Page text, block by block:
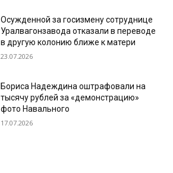
Осужденной за госизмену сотруднице
Уралвагонзавода отказали в переводе
в другую колонию ближе к матери
23.07.2026
Бориса Надеждина оштрафовали на
тысячу рублей за «демонстрацию»
фото Навального
17.07.2026